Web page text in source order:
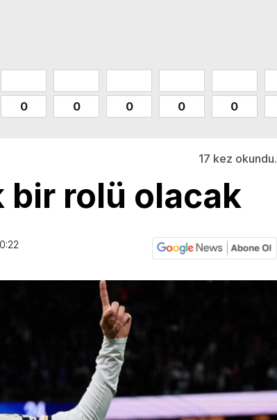
gelecek yeni özellikler belli oldu
0 0 0 0 0
17 kez okundu.
bir rolü olacak